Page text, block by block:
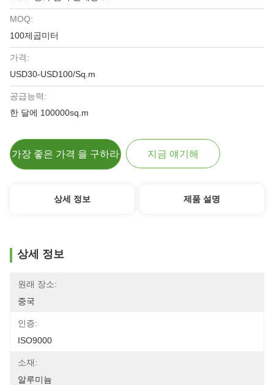
MOQ:
100제곱미터
가격:
USD30-USD100/Sq.m
공급능력:
한 달에 100000sq.m
가장 좋은 가격 을 구하라 지금 얘기해
상세 정보 제품 설명
상세 정보
원래 장소:
중국
인증:
ISO9000
소재:
알루미늄